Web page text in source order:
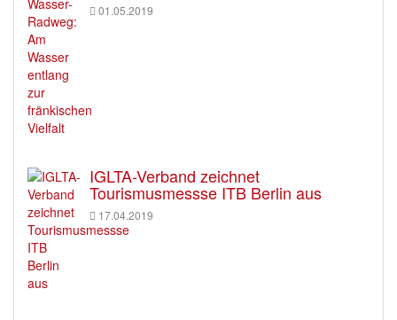
01.05.2019
IGLTA-Verband zeichnet
Tourismusmessse ITB Berlin aus
17.04.2019